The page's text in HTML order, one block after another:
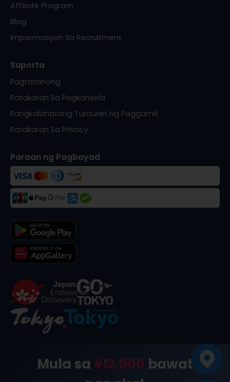
Mula sa ¥12,000 bawat
Affiliate Program
Blog
Impormasyon Sa Recruitment
Suporta
Pagtatanong
Patakaran Sa Pagkansela
Pangkalahatang Tuntunin Ng Paggamit
Patakaran Sa Privacy
Paraan ng Pagbayad
. メード・イン・ト